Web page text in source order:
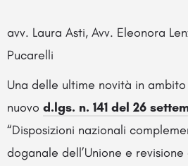
avv. Laura Asti, Avv. Eleonora
Pucarelli
Una delle ultime novità in
nuovo d.lgs. n. 141 del 26
“Disposizioni nazionali
doganale dell’Unione e revisione